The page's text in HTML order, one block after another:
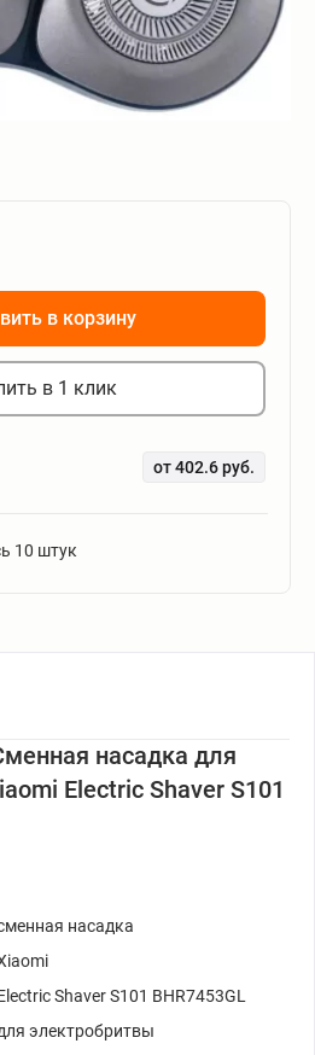
в корзину
в 1 клик
от 402.6 руб.
10 штук
насадка для
Electric Shaver S101
насадка
Shaver S101 BHR7453GL
электробритвы